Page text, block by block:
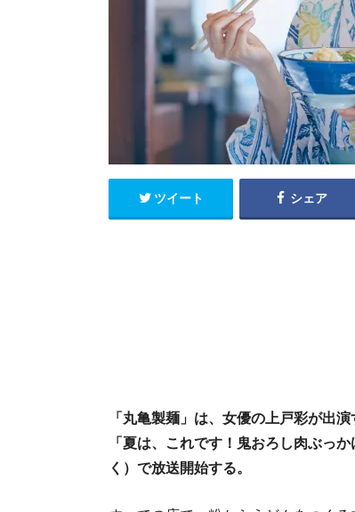
ツイート シェア
「丸亀製麺」は、女優の上戸彩が出
「夏は、これです！鬼おろし肉ぶっ
く）で放送開始する。